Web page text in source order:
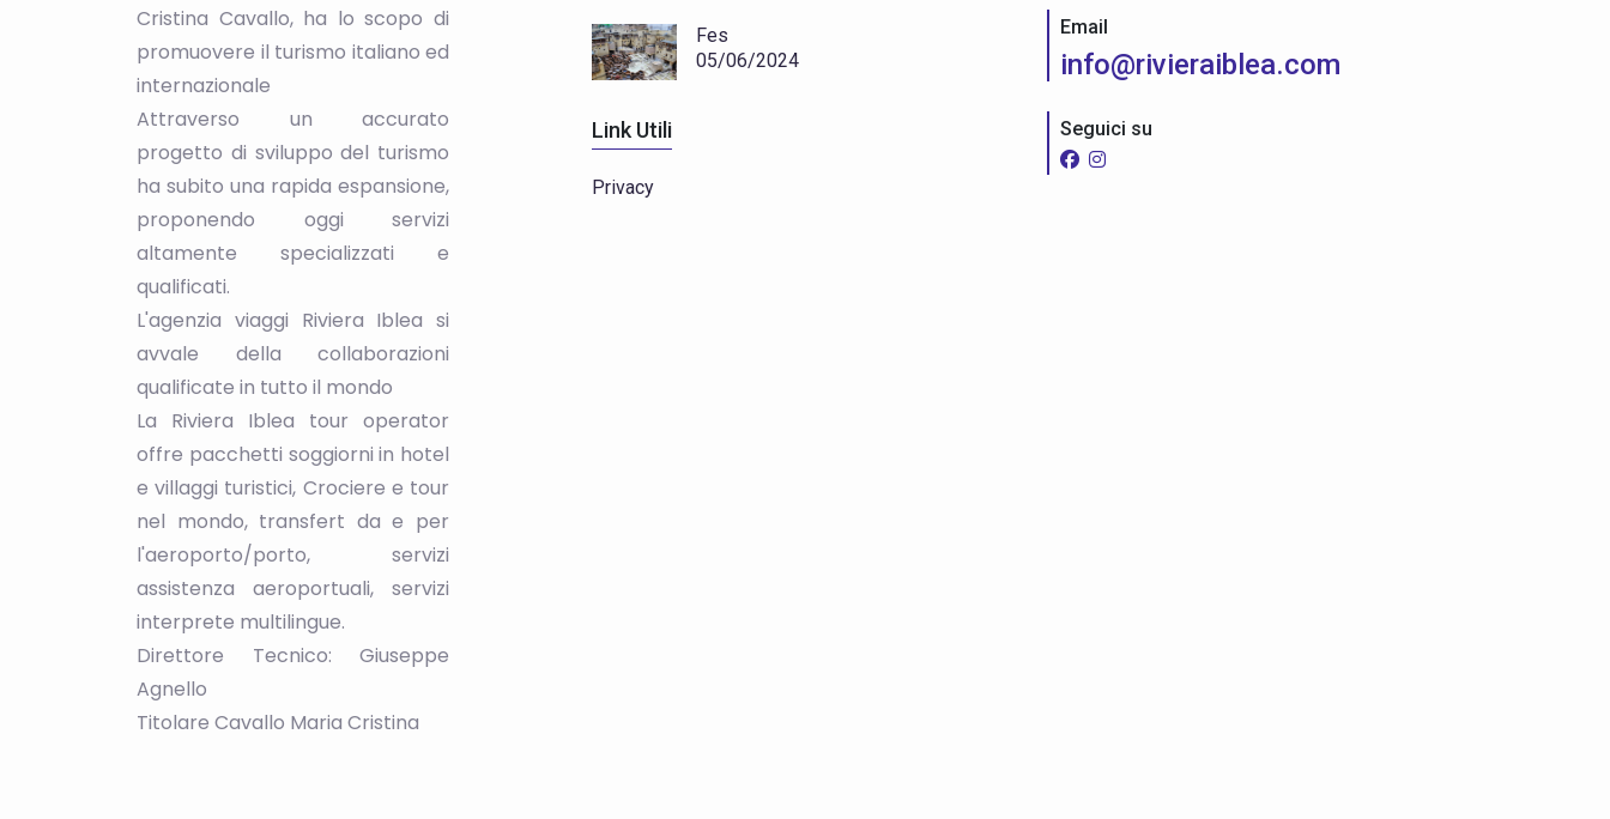
Cristina Cavallo, ha lo scopo di
promuovere il turismo italiano ed
internazionale
Attraverso un accurato
progetto di sviluppo del turismo
ha subito una rapida espansione,
proponendo oggi servizi
altamente specializzati e
qualificati.
L'agenzia viaggi Riviera Iblea si
avvale della collaborazioni
qualificate in tutto il mondo
La Riviera Iblea tour operator
offre pacchetti soggiorni in hotel
e villaggi turistici, Crociere e tour
nel mondo, transfert da e per
l'aeroporto/porto, servizi
assistenza aeroportuali, servizi
interprete multilingue.
Direttore Tecnico: Giuseppe
Agnello
Titolare Cavallo Maria Cristina
Fes
05/06/2024
Link Utili
Privacy
Email
info@rivieraiblea.com
Seguici su